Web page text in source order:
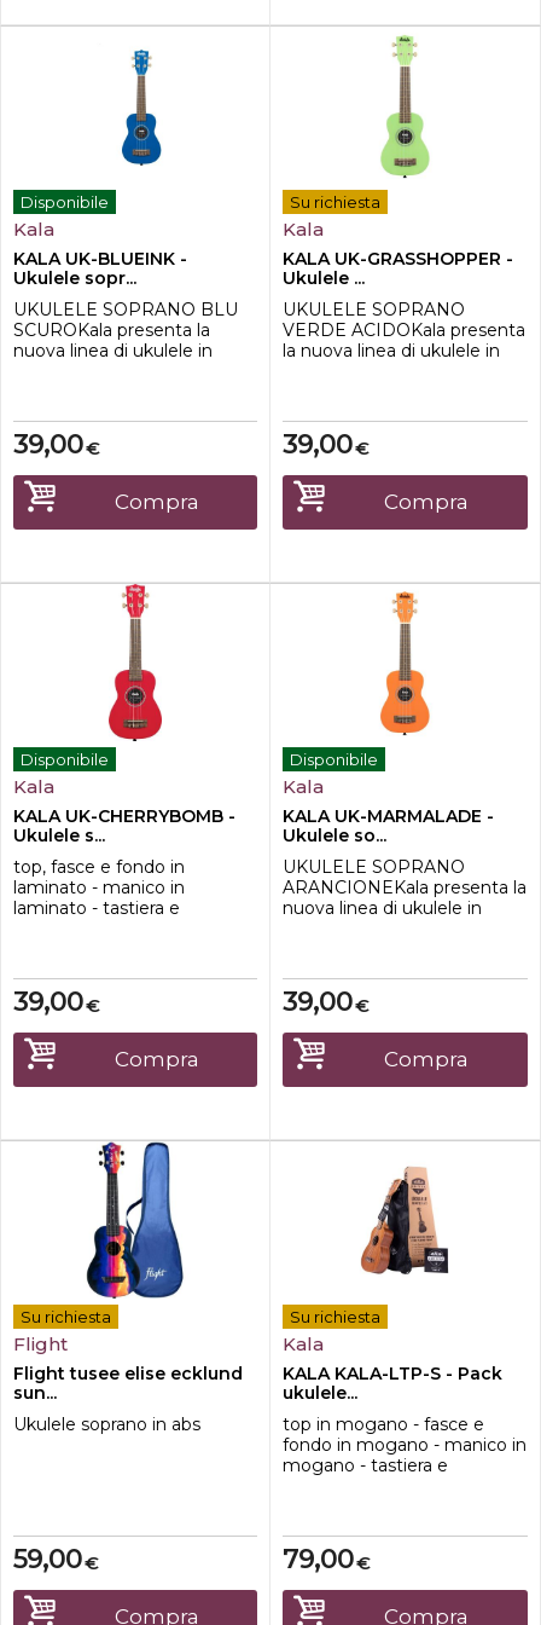
Disponibile
Kala
KALA UK-BLUEINK -
Ukulele sopr...
UKULELE SOPRANO BLU
SCUROKala presenta la
nuova linea di ukulele in
giornate.CaratteristicheTop:
PioppoFondo e fasce:
PioppoManico: PinoFinitura:
OpacaCorde: Aquila Super
NylgutInclude: Custodia
€
39,00
Compra
Su richiesta
Kala
KALA UK-GRASSHOPPER -
Ukulele ...
UKULELE SOPRANO
VERDE ACIDOKala presenta
la nuova linea di ukulele in
giornate.CaratteristicheTop:
PioppoFondo e fasce:
PioppoManico: PinoFinitura:
OpacaCorde: Aquila Super
NylgutInclude: Custodia
€
39,00
Compra
Disponibile
Kala
KALA UK-CHERRYBOMB -
Ukulele s...
top, fasce e fondo in
laminato - manico in
laminato - tastiera e
€
39,00
Compra
Disponibile
Kala
KALA UK-MARMALADE -
Ukulele so...
UKULELE SOPRANO
ARANCIONEKala presenta la
nuova linea di ukulele in
giornate.CaratteristicheTop:
PioppoFondo e fasce:
PioppoManico: PinoFinitura:
OpacaCorde: Aquila Super
NylgutInclude: Custodia
€
39,00
Compra
Su richiesta
Flight
Flight tusee elise ecklund
sun...
Ukulele soprano in abs
€
59,00
Compra
Su richiesta
Kala
KALA KALA-LTP-S - Pack
ukulele...
top in mogano - fasce e
fondo in mogano - manico in
mogano - tastiera e
finitura satinata - corde
Aquila Super Nylgut® - borsa
morbida e pacchetto ''Learn
to Play'' inclusi
€
79,00
Compra